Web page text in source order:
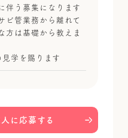
伴う募集になります
ビ管業務から離れて
方は基礎から教えま
見学を賜ります
に応募する